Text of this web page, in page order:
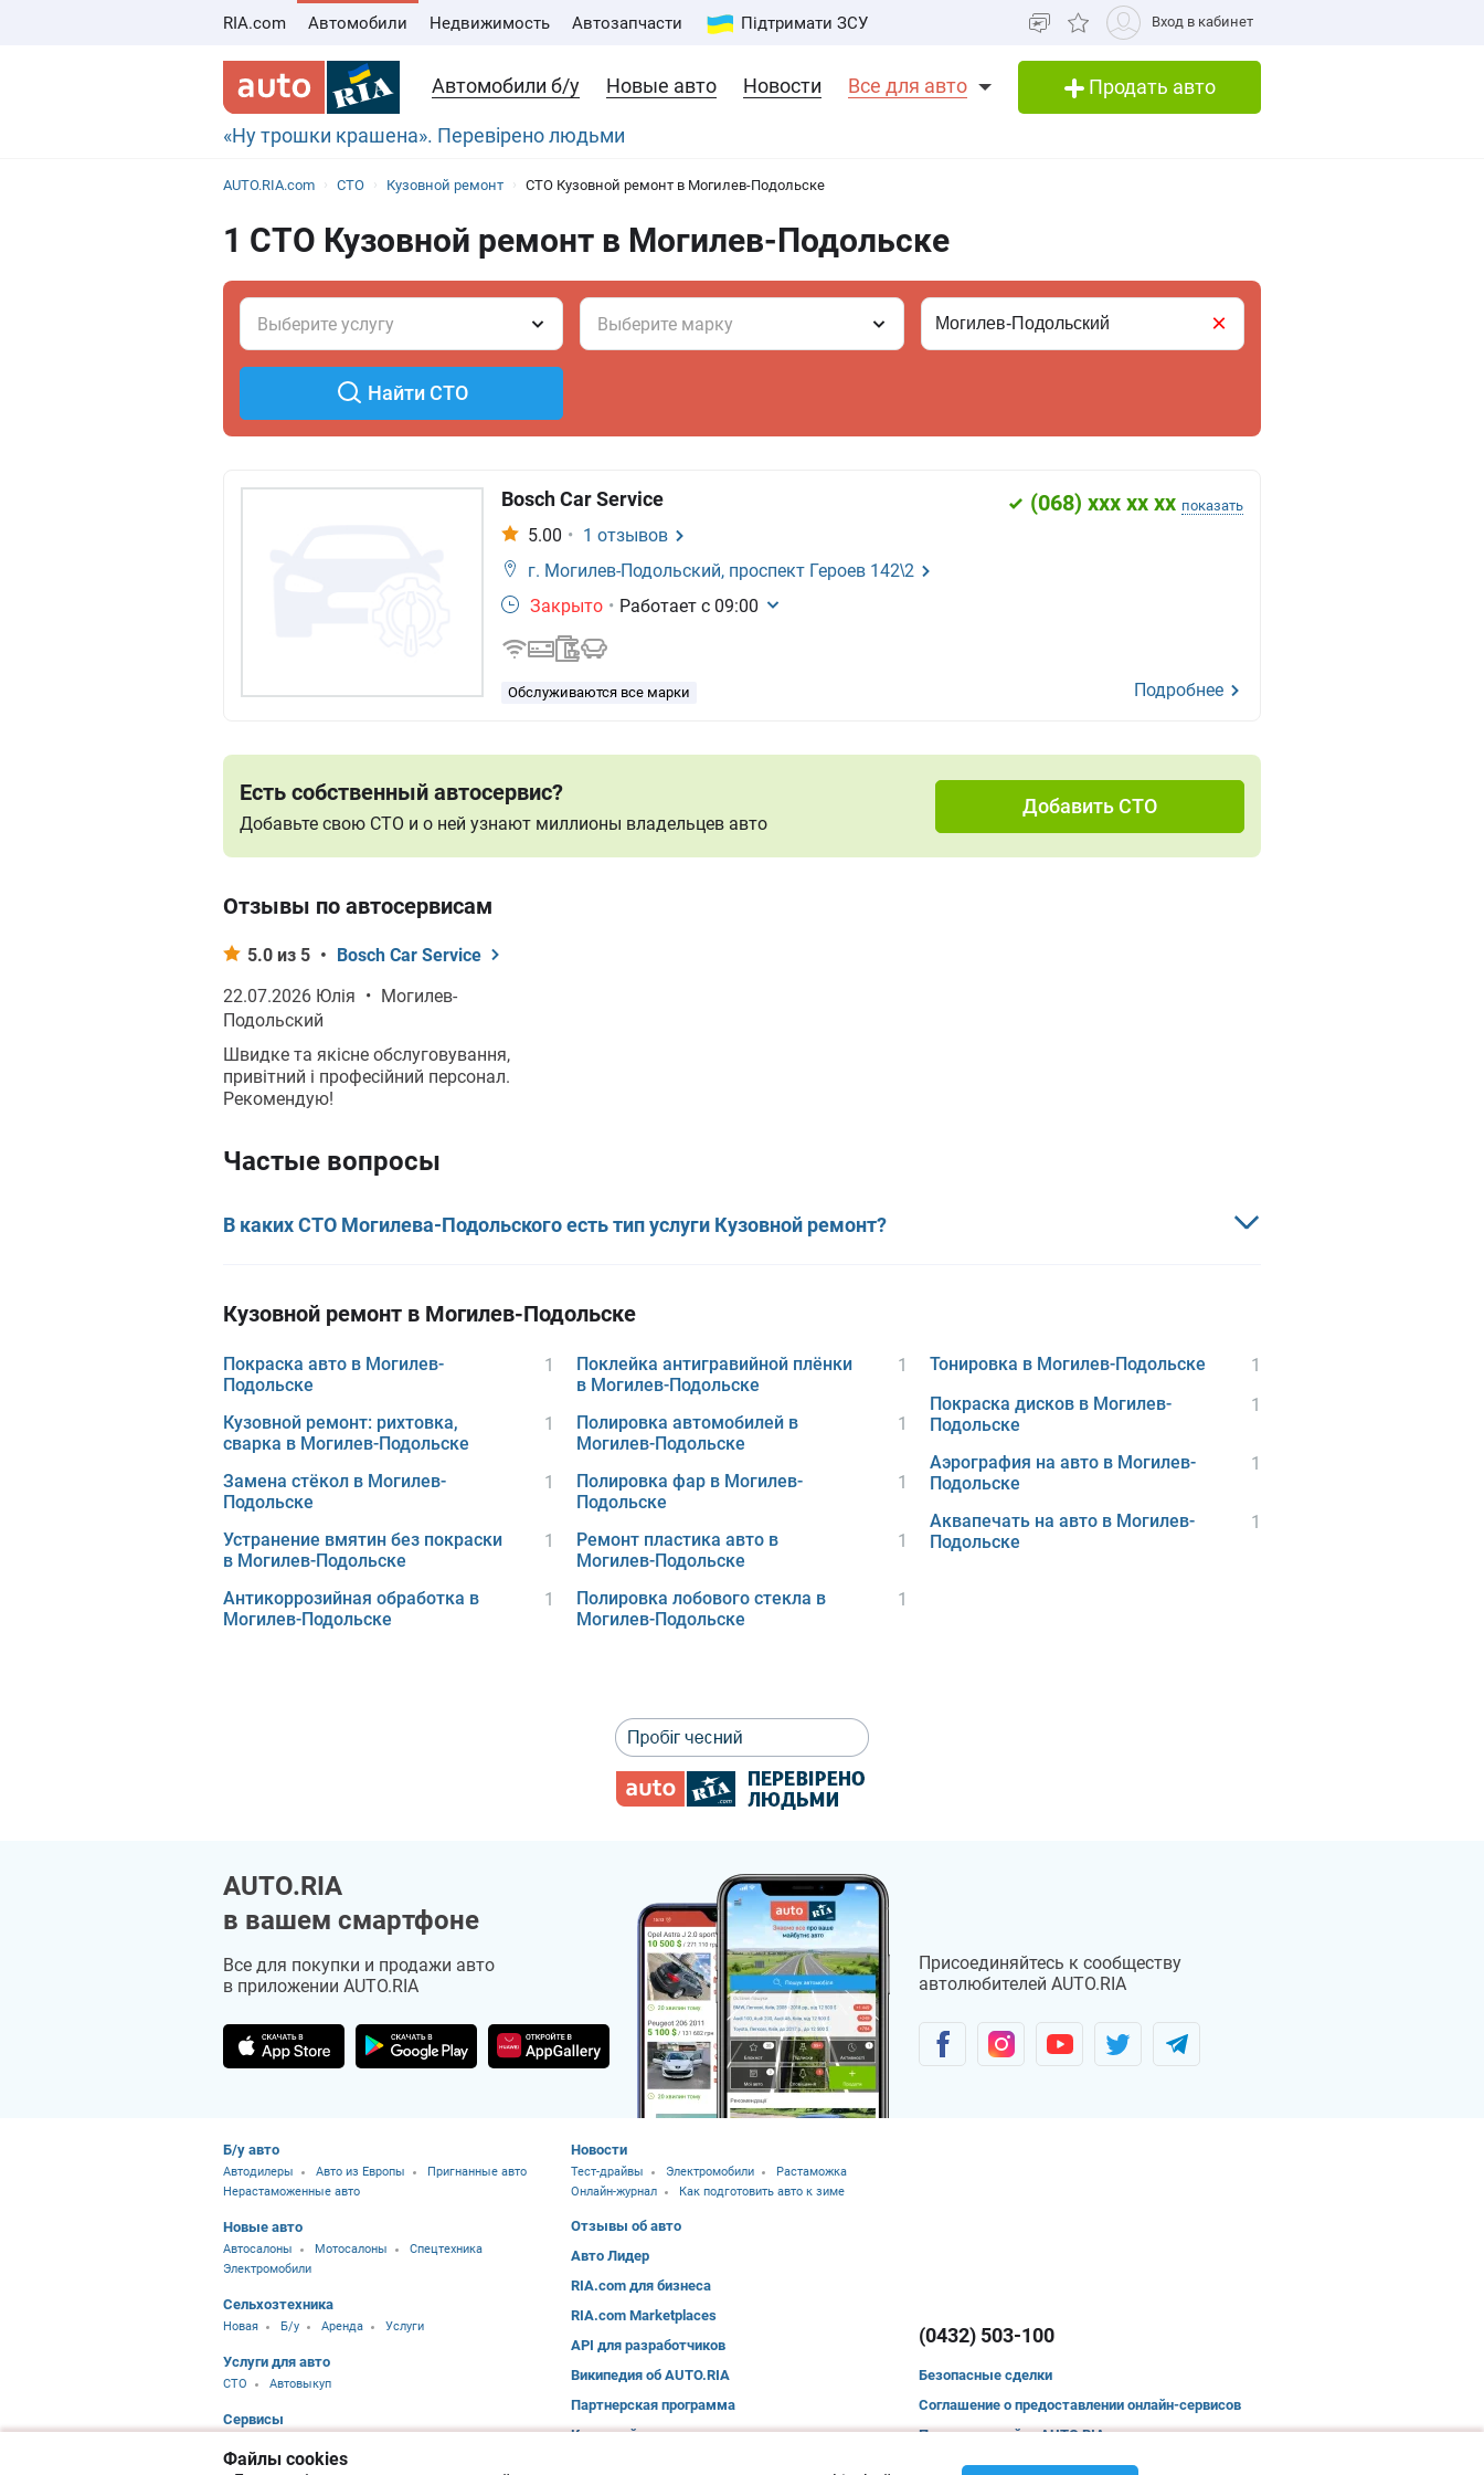
Вход в кабинет
RIA.com Автомобили Недвижимость Автозапчасти Підтримати ЗСУ
Продать авто
Автомобили б/у Новые авто Новости Все для авто
«Ну трошки крашена». Перевірено людьми
AUTO.RIA.com СТО Кузовной ремонт СТО Кузовной ремонт в Могилев-Подольске
1 СТО Кузовной ремонт в Могилев-Подольске
×
Найти СТО
Bosch Car Service
5.00 • 1 отзывов
г. Могилев-Подольский, проспект Героев 142\2
Закрыто • Работает с 09:00
Обслуживаются все марки
(068) xxx xx xx показать
Подробнее
Есть собственный автосервис?
Добавьте свою СТО и о ней узнают миллионы владельцев авто
Добавить СТО
Отзывы по автосервисам
5.0 из 5 • Bosch Car Service
22.07.2026 Юлія • Могилев-
Подольский
Швидке та якісне обслуговування,
привітний і професійний персонал.
Рекомендую!
Частые вопросы
В каких СТО Могилева-Подольского есть тип услуги Кузовной ремонт?
Кузовной ремонт в Могилев-Подольске
Покраска авто в Могилев-
Подольске
1
Кузовной ремонт: рихтовка,
сварка в Могилев-Подольске
1
Замена стёкол в Могилев-
Подольске
1
Устранение вмятин без покраски
в Могилев-Подольске
1
Антикоррозийная обработка в
Могилев-Подольске
1
Поклейка антигравийной плёнки
в Могилев-Подольске
1
Полировка автомобилей в
Могилев-Подольске
1
Полировка фар в Могилев-
Подольске
1
Ремонт пластика авто в
Могилев-Подольске
1
Полировка лобового стекла в
Могилев-Подольске
1
Тонировка в Могилев-Подольске
1
Покраска дисков в Могилев-
Подольске
1
Аэрография на авто в Могилев-
Подольске
1
Аквапечать на авто в Могилев-
Подольске
1
AUTO.RIA
в вашем смартфоне
Все для покупки и продажи авто
в приложении AUTO.RIA
Присоединяйтесь к сообществу
автолюбителей AUTO.RIA
Б/у авто
Автодилеры Авто из Европы
Пригнанные авто
Нерастаможенные авто
Новые авто
Автосалоны Мотосалоны
Спецтехника
Электромобили
Сельхозтехника
Новая Б/у Аренда Услуги
Услуги для авто
CTO Автовыкуп
Сервисы
Цены на топливо
Автотермины
Новости
Тест-драйвы Электромобили
Растаможка
Онлайн-журнал
Как подготовить авто к зиме
Отзывы об авто
Авто Лидер
RIA.com для бизнеса
RIA.com Marketplaces
API для разработчиков
Википедия об AUTO.RIA
Партнерская программа
Карта сайта
(0432) 503-100
Безопасные сделки
Соглашение о предоставлении онлайн-сервисов
Помощь по сайту AUTO.RIA.com
Политика приватности
Файлы cookies